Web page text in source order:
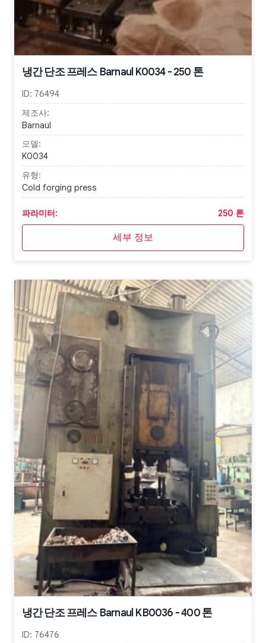
냉간 단조 프레스 Barnaul K0034 - 250 톤
ID: 76494
제조사:
Barnaul
모델:
K0034
유형:
Cold forging press
파라미터: 250 톤
세부 정보
냉간 단조 프레스 Barnaul KB0036 - 400 톤
ID: 76476